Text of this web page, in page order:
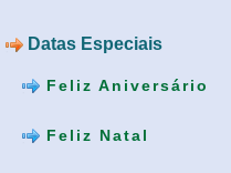
Datas Especiais
Feliz Aniversário
Feliz Natal